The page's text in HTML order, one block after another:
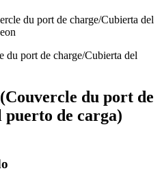
du port de charge/Cubierta del
du port de
de carga)